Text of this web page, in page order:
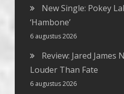
New Single: Pokey
‘Hambone’
6 augustus 2026
Review: Jared James
Louder Than Fate
6 augustus 2026